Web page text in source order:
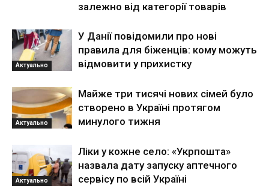
залежно від категорії товарів
Актуально
У Данії повідомили про нові
правила для біженців: кому можуть
відмовити у прихистку
Актуально
Майже три тисячі нових сімей було
створено в Україні протягом
минулого тижня
Актуально
Ліки у кожне село: «Укрпошта»
назвала дату запуску аптечного
сервісу по всій Україні